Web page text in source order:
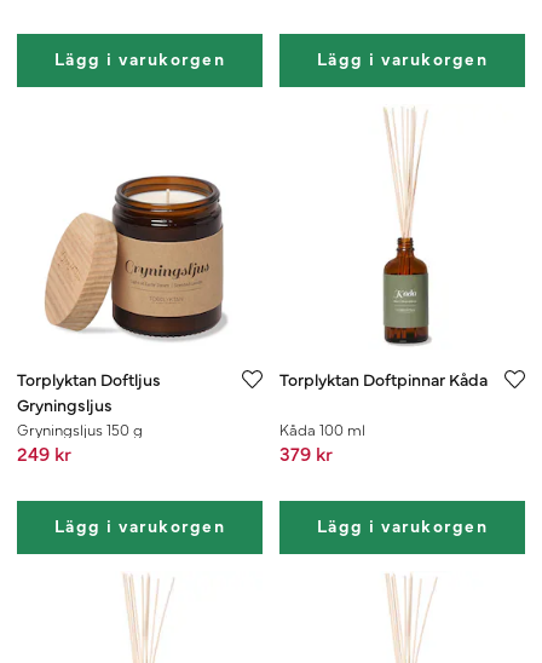
Lägg i varukorgen Lägg i varukorgen
Torplyktan Doftljus
Gryningsljus
Gryningsljus 150 g
249 kr
Lägg i varukorgen
Torplyktan Doftpinnar Kåda
Kåda 100 ml
379 kr
Lägg i varukorgen